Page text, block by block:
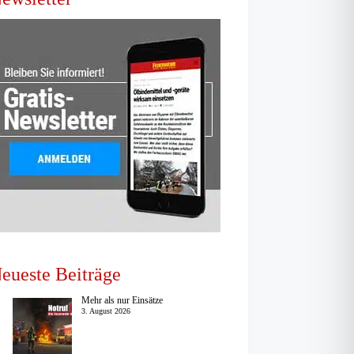
Beiträge
Mehr als nur Einsätze
3. August 2026